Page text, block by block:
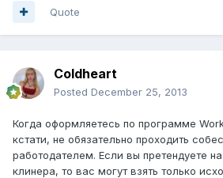
Quote
Coldheart
Posted December 25, 2013
Когда оформляетесь по программе
кстати, не обязательно проходить
работодателем. Если вы претендуете
клинера, то вас могут взять только